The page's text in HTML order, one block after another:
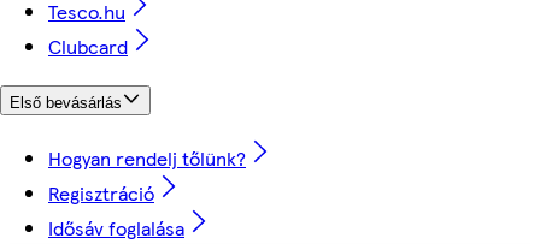
Tesco.hu
Clubcard
Első bevásárlás
Hogyan rendelj tőlünk?
Regisztráció
Idősáv foglalása